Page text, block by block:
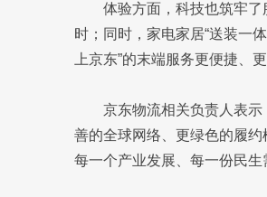
体验方面，科技也筑牢
时；同时，家电家居“送装一
上京东”的末端服务更便捷、更
京东物流相关负责人表示
善的全球网络、更绿色的履约
每一个产业发展、每一份民生